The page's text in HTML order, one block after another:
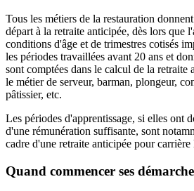
Tous les métiers de la restauration
départ à la retraite anticipée, dès lors que
conditions d'âge et de trimestres cotisés
les périodes travaillées avant 20 ans et
sont comptées dans le calcul de la retraite
le métier de serveur, barman, plongeur,
pâtissier, etc.
Les périodes d'apprentissage, si elles ont
d'une rémunération suffisante, sont
cadre d'une retraite anticipée pour carrière
Quand commencer ses